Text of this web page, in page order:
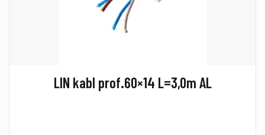
LIN kabl prof.60×14 L=3,0m AL